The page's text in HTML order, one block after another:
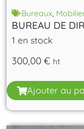
Bureaux,
BUREAU DE
1 en stock
300,00€ ht
Ajouter au